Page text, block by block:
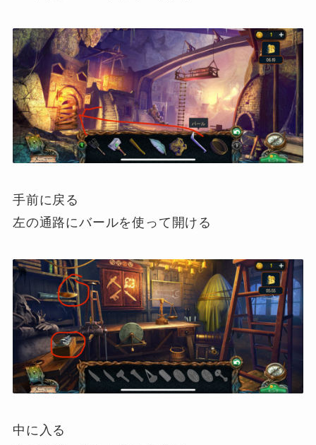
手前に戻る
左の通路にバールを使って開ける
中に入る